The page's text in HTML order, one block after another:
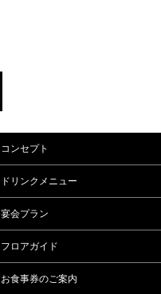
コンセプト
ドリンクメニュー
宴会プラン
フロアガイド
お食事券のご案内